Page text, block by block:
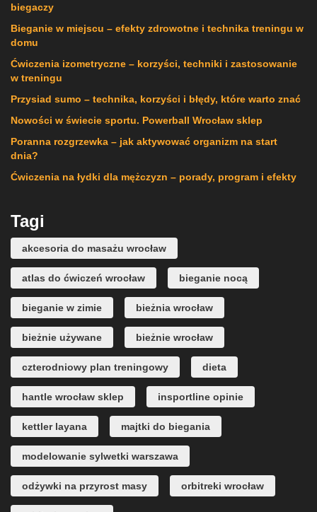
biegaczy
Bieganie w miejscu – efekty zdrowotne i technika treningu w
domu
Ćwiczenia izometryczne – korzyści, techniki i zastosowanie
w treningu
Przysiad sumo – technika, korzyści i błędy, które warto znać
Nowości w świecie sportu. Powerball Wrocław sklep
Poranna rozgrzewka – jak aktywować organizm na start
dnia?
Ćwiczenia na łydki dla mężczyzn – porady, program i efekty
Tagi
akcesoria do masażu wrocław
atlas do ćwiczeń wrocław bieganie nocą
bieganie w zimie bieżnia wrocław
bieżnie używane bieżnie wrocław
czterodniowy plan treningowy dieta
hantle wrocław sklep insportline opinie
kettler layana majtki do biegania
modelowanie sylwetki warszawa
odżywki na przyrost masy orbitreki wrocław